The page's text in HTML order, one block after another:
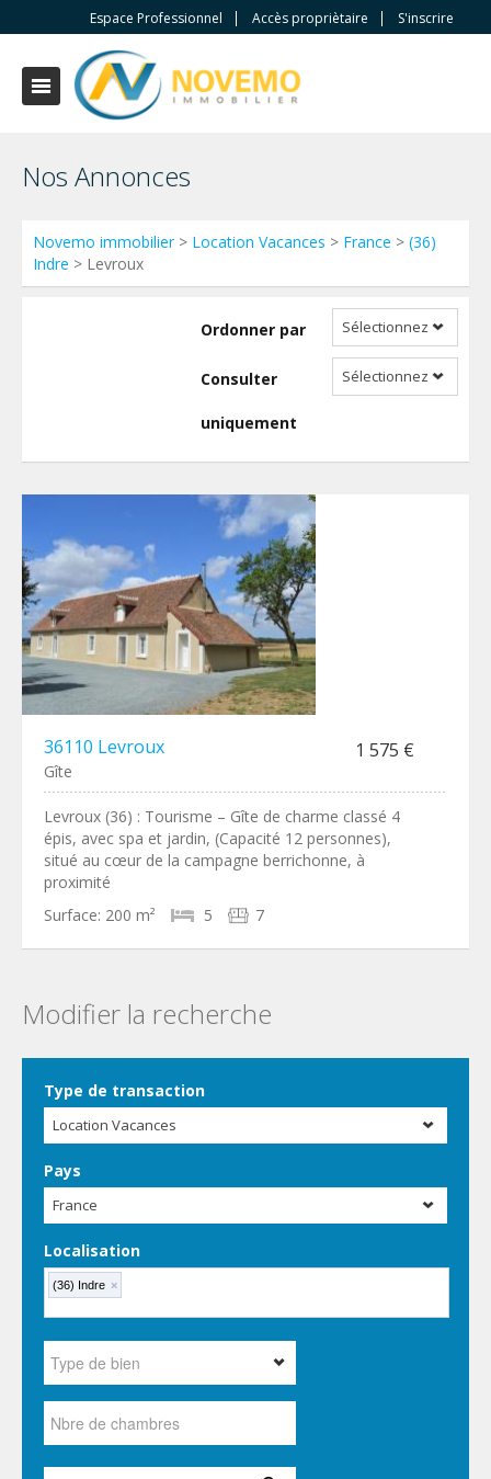
Espace Professionnel Accès propriètaire S'inscrire
Nos Annonces
Novemo immobilier> Location Vacances > France > (36)
Indre > Levroux
Ordonner par Sélectionnez
Consulter
uniquement
Sélectionnez
36110 Levroux 1 575 €
Gîte
Levroux (36) : Tourisme – Gîte de charme classé 4
épis, avec spa et jardin, (Capacité 12 personnes),
situé au cœur de la campagne berrichonne, à
proximité
Surface: 200 m² 5 7
Modifier la recherche
Type de transaction
Location Vacances
Pays
France
Localisation
(36) Indre ×